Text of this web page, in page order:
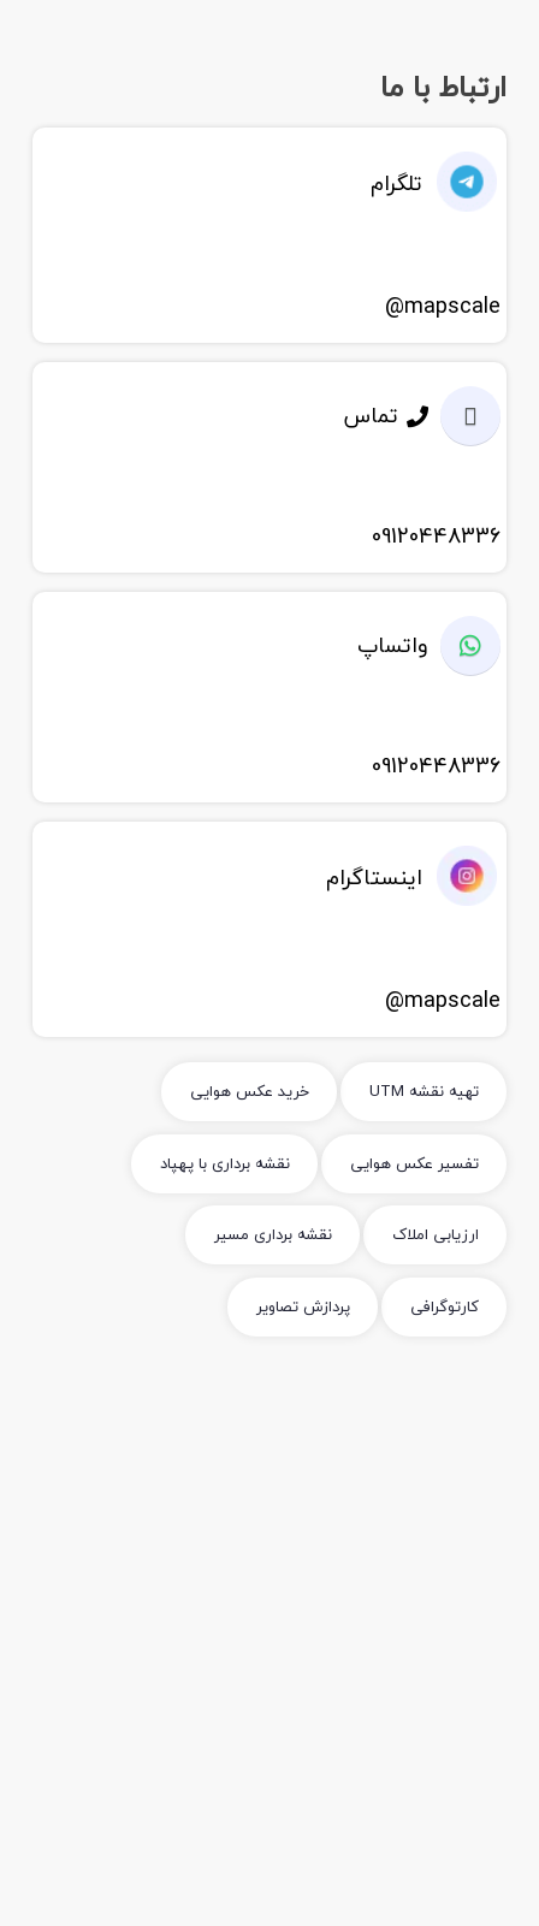
ارتباط با ما
تلگرام
mapscale@
تماس
09120448336
واتساپ
09120448336
اینستاگرام
mapscale@
تهیه نقشه UTM خرید عکس هوایی
تفسیر عکس هوایی نقشه برداری با پهپاد
ارزیابی املاک نقشه برداری مسیر
کارتوگرافی پردازش تصاویر